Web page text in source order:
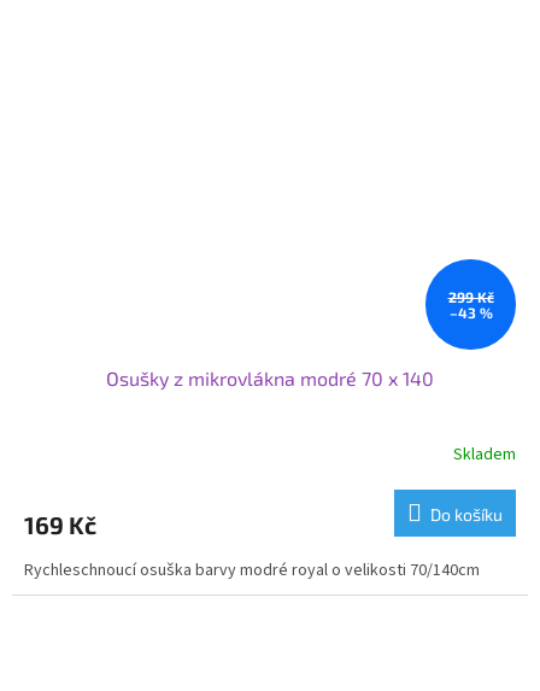
299 Kč
–43 %
Osušky z mikrovlákna modré 70 x 140
Skladem
169 Kč Do košíku
Rychleschnoucí osuška barvy modré royal o velikosti 70/140cm